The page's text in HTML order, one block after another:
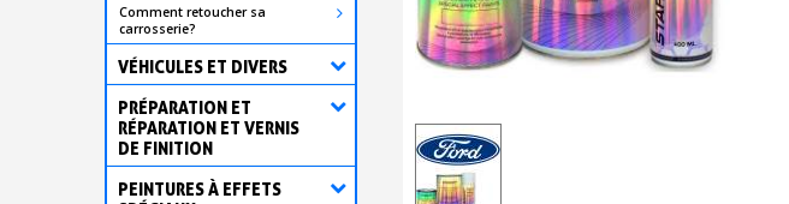
Comment retoucher sa
carrosserie?
VÉHICULES ET DIVERS
PRÉPARATION ET
RÉPARATION ET VERNIS
DE FINITION
PEINTURES À EFFETS